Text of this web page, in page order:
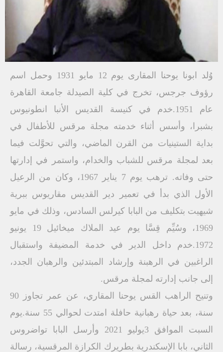
وُلد ابونا يوحنا المقارى يوم 12 مايو 1931 وحمل اسم
رؤوف جرجس، تخرج في كلية الصيدلة جامعة القاهرة
عام 1951.خدم في كنيسة القديس الأنبا انطونيوس
بشبرا، وأسس أثناء خدمته مجلة مرقس للأطفال في
بداية الستينيات من القرن الماضي، والتي تحوَّلت فيما
بعد لمجلة مرقس للشباب والخدام، واستمر في إدارتها
حتى وفاته. ترهب يوم 7 يناير 1967، وكان من الرعيل
الأول الذي بدأ في تعمير دير القديس مقاريوس ببرية
شيهيت بتكليف من البابا كيرلس السادس، وذلك في مايو
1969، وسُيِّم قِسَّا يوم عيد الملاك ميخائيل 19 يونيو
1972.خدم داخل الدير في خدمة المضيفة واستقبال
الراغبين في الرهبنة وإرشاد المبتدئين والرهبان الجدد،
إلى جانب إدارته لمجلة مرقس.
وتنيح الراهب القس يوحنا المقاري، عن عمر تجاوز 90
سنة، بعد حياة رهبانية حافلة امتدت لحوالي 55 سنة.يوم
السبت الموافق 3يوليو 2021 وأرسل البابا تواضروس
الثاني، بابا الإسكندرية بطريرك الكرازة المرقسية، رسالة